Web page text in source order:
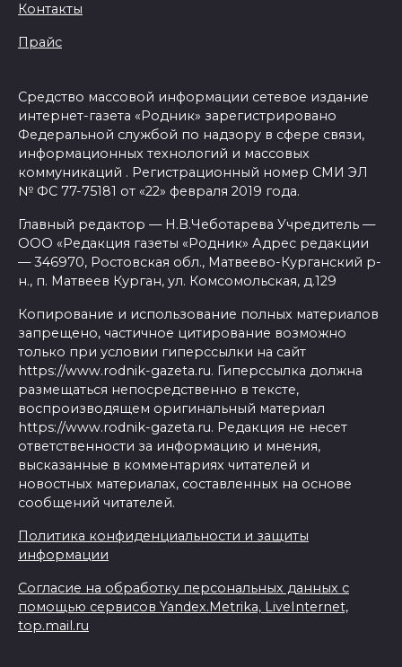
Контакты
Прайс
Средство массовой информации сетевое издание
интернет-газета «Родник» зарегистрировано
Федеральной службой по надзору в сфере связи,
информационных технологий и массовых
коммуникаций . Регистрационный номер СМИ ЭЛ
№ ФС 77-75181 от «22» февраля 2019 года.
Главный редактор — Н.В.Чеботарева Учредитель —
ООО «Редакция газеты «Родник» Адрес редакции
— 346970, Ростовская обл., Матвеево-Курганский р-
н., п. Матвеев Курган, ул. Комсомольская, д.129
Копирование и использование полных материалов
запрещено, частичное цитирование возможно
только при условии гиперссылки на сайт
https://www.rodnik-gazeta.ru. Гиперссылка должна
размещаться непосредственно в тексте,
воспроизводящем оригинальный материал
https://www.rodnik-gazeta.ru. Редакция не несет
ответственности за информацию и мнения,
высказанные в комментариях читателей и
новостных материалах, составленных на основе
сообщений читателей.
Политика конфиденциальности и защиты
информации
Согласие на обработку персональных данных с
помощью сервисов Yandex.Metrika, LiveInternet,
top.mail.ru